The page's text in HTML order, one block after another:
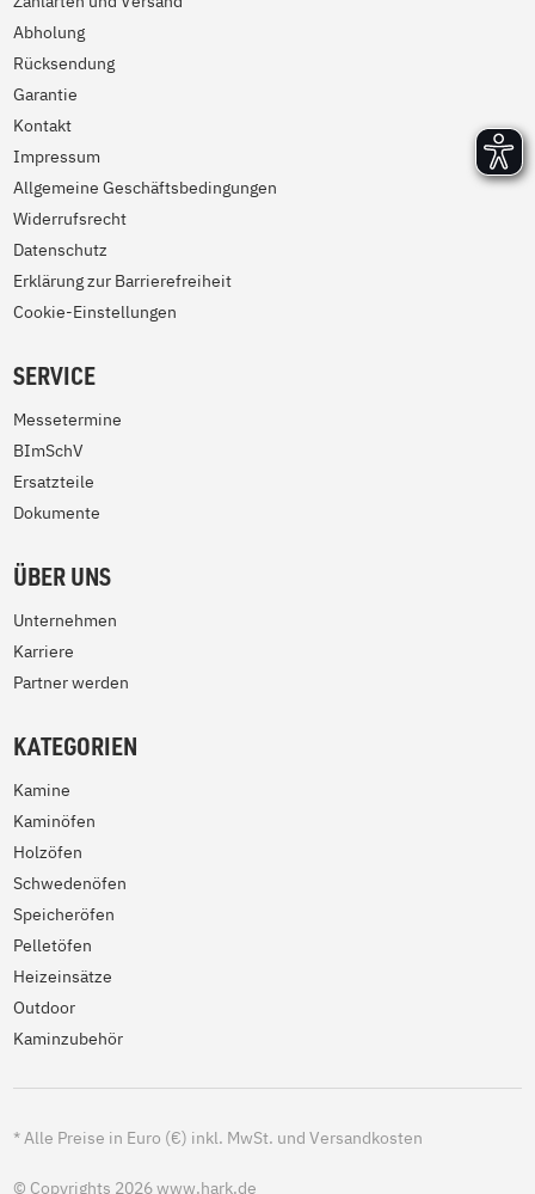
Abholung
Rücksendung
Garantie
Kontakt
Impressum
Allgemeine Geschäftsbedingungen
Widerrufsrecht
Datenschutz
Erklärung zur Barrierefreiheit
Cookie-Einstellungen
SERVICE
Messetermine
BImSchV
Ersatzteile
Dokumente
ÜBER UNS
Unternehmen
Karriere
Partner werden
KATEGORIEN
Kamine
Kaminöfen
Holzöfen
Schwedenöfen
Speicheröfen
Pelletöfen
Heizeinsätze
Outdoor
Kaminzubehör
*Alle Preise in Euro (€) inkl. MwSt. und Versandkosten
© Copyrights 2026 www.hark.de